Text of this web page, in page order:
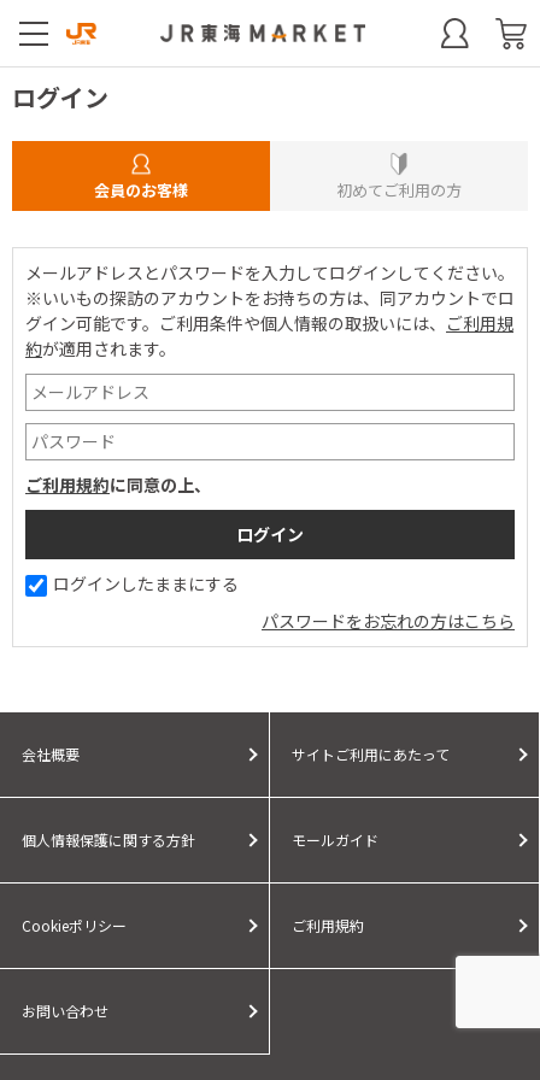
ログイン
会員のお客様 初めてご利用の方
メールアドレスとパスワードを入力してログインしてください。
※いいもの探訪のアカウントをお持ちの方は、同アカウントでロ
グイン可能です。 ご利用条件や個人情報の取扱いには、 ご利用規
約が適用されます。
ご利用規約に同意の上、
ログインしたままにする
パスワードをお忘れの方はこちら
会社概要 サイトご利用にあたって
個人情報保護に関する方針 モールガイド
Cookieポリシー ご利用規約
お問い合わせ